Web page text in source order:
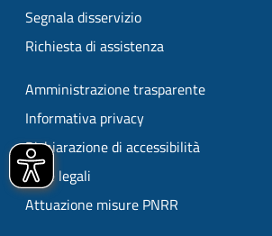
Segnala disservizio
Richiesta di assistenza
Amministrazione trasparente
Informativa privacy
Dichiarazione di accessibilità
Note legali
Attuazione misure PNRR